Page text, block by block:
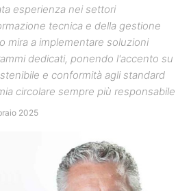
esperienza nei settori
tecnica e della gestione
mira a implementare soluzioni
dedicati, ponendo l'accento su
e conformità agli standard
circolare sempre più responsabile
2025